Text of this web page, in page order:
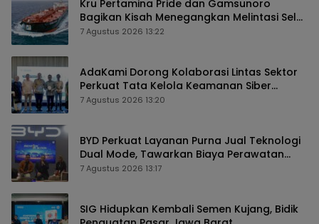
Kru Pertamina Pride dan Gamsunoro
Bagikan Kisah Menegangkan Melintasi Selat
Hormuz di Tengah Konflik
7 Agustus 2026 13:22
AdaKami Dorong Kolaborasi Lintas Sektor
Perkuat Tata Kelola Keamanan Siber
Berbasis AI
7 Agustus 2026 13:20
BYD Perkuat Layanan Purna Jual Teknologi
Dual Mode, Tawarkan Biaya Perawatan
Lebih Efisien
7 Agustus 2026 13:17
SIG Hidupkan Kembali Semen Kujang, Bidik